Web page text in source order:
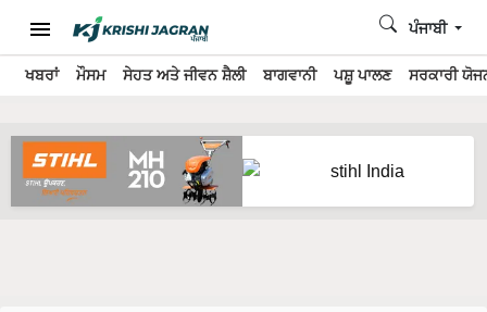
ਖਬਰਾਂ ਮੌਸਮ ਸੇਹਤ ਅਤੇ ਜੀਵਨ ਸ਼ੈਲੀ ਬਾਗਵਾਨੀ ਪਸ਼ੂ ਪਾਲਣ ਸਰਕਾਰੀ
ਪੰਜਾਬੀ